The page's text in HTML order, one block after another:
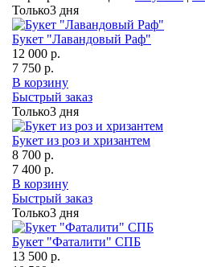
Только3 дня
Букет "Лавандовый Раф"
12 000 р.
7 750 р.
В корзину
Быстрый заказ
Только3 дня
Букет из роз и хризантем
8 700 р.
7 400 р.
В корзину
Быстрый заказ
Только3 дня
Букет "Фаталити" СПБ
13 500 р.